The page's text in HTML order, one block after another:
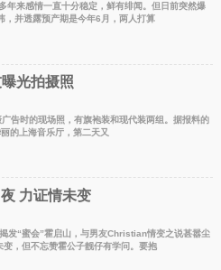
年来感情一直十分稳定，鲜有绯闻。但日前突然爆
，并透露预产期是今年6月，两人打算
光拍摄照
的上海音乐厅，第二天又
力证情未变
发“蜜会”霍启山，与男友Christian情变之说甚嚣尘
变，但不忘赞霍公子靓仔有学问。要抱